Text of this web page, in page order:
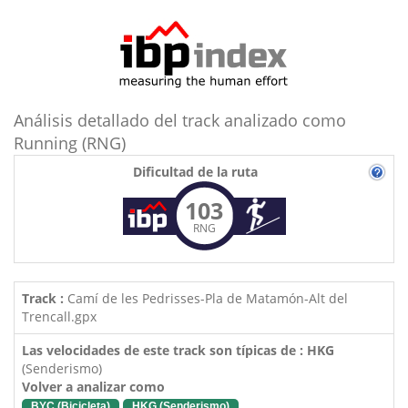
Análisis detallado del track analizado como
Running (RNG)
Dificultad de la ruta
103
RNG
Track : Camí de les Pedrisses-Pla de Matamón-Alt del
Trencall.gpx
Las velocidades de este track son típicas de : HKG
(Senderismo)
Volver a analizar como